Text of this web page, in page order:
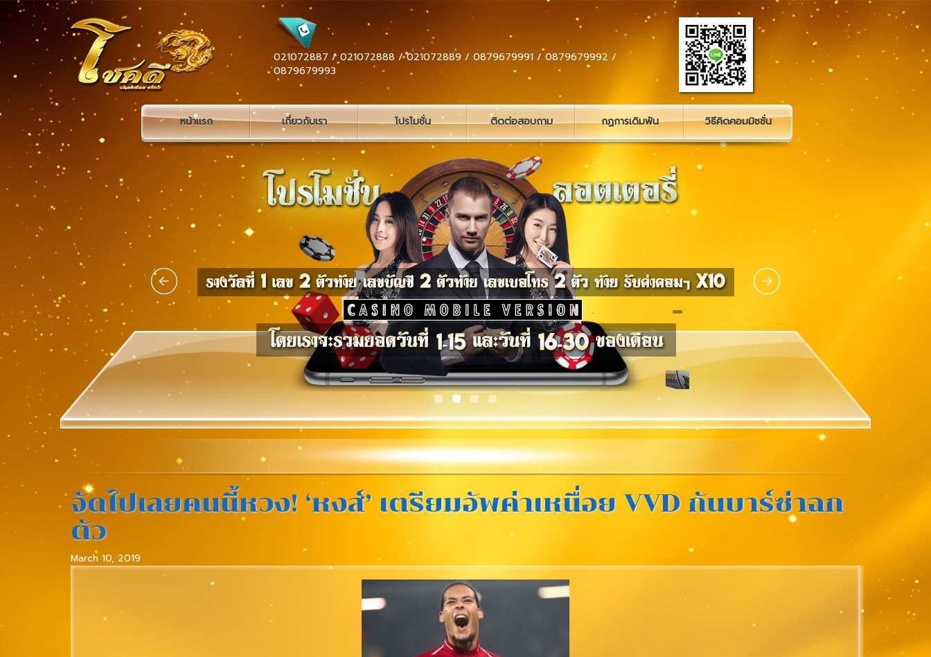
021072887 / 021072888 / 021072889 / 0879679991 / 0879679992 /
0879679993
หน้าแรก เกี่ยวกับเรา โปรโมชั่น ติดต่อสอบถาม กฏการเดิมพัน วิธีคิดคอมมิชชั่น
จัดไปเลยคนนี้หวง! ‘หงส์’ เตรียมอัพค่าเหนื่อย VVD กันบาร์ซ่าฉก
ตัว
March 10, 2019